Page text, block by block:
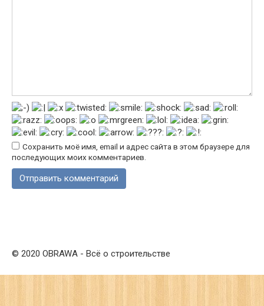
Сохранить моё имя, email и адрес сайта в этом браузере для
последующих моих комментариев.
© 2020 OBRAWA - Всё о строительстве